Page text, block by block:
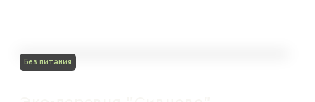
Без питания